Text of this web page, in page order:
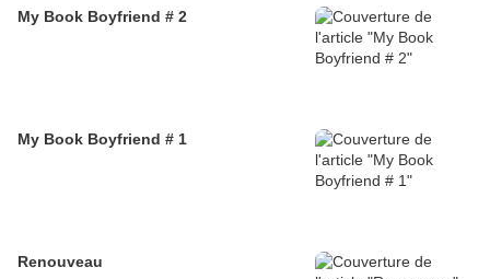
My Book Boyfriend # 2
My Book Boyfriend # 1
Renouveau